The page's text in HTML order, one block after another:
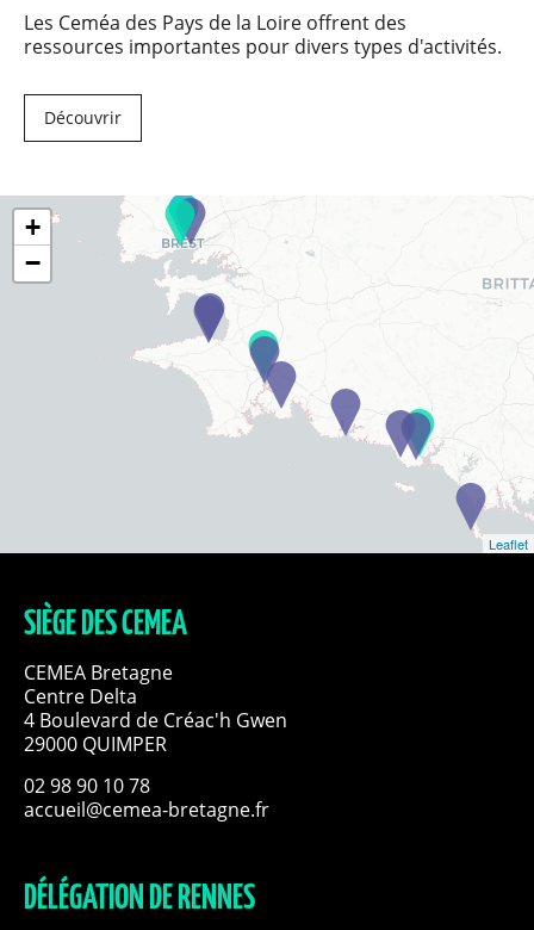
Les Ceméa des Pays de la Loire offrent des
ressources importantes pour divers types d'activités.
Découvrir
+
−
Leaflet
SIÈGE DES CEMEA
CEMEA Bretagne
Centre Delta
4 Boulevard de Créac'h Gwen
29000 QUIMPER
02 98 90 10 78
accueil@cemea-bretagne.fr
DÉLÉGATION DE RENNES